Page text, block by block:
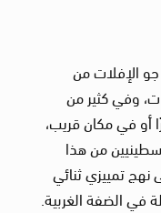
جو الإفلات من
وفي كثير من
أو في مكان قريب،
من هذا
تمييزي ثنائي
في الضفة الغربية.